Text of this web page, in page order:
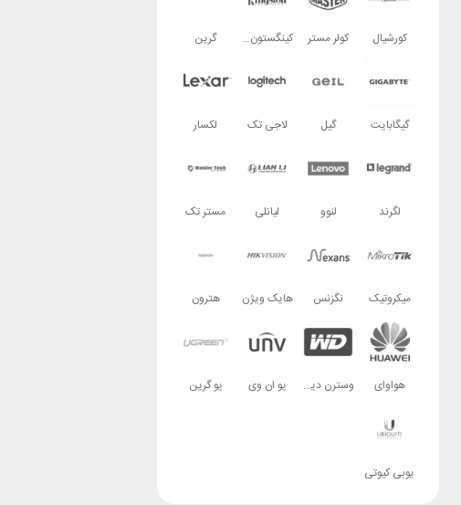
کورشیال کولر مستر کینگستون تکنولوژی گرین
گیگابایت گیل لاجی تک لکسار
لگرند لنوو لیانلی مستر تک
میکروتیک نگزنس هایک ویژن هترون
هواوای وسترن دیجیتال یو ان وی یو گرین
یوبی کیوتی